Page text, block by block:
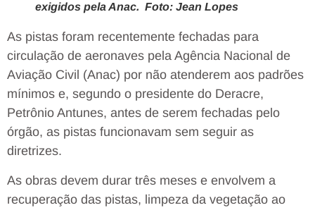
exigidos pela Anac. Foto: Jean Lopes
As pistas foram recentemente fechadas para
circulação de aeronaves pela Agência Nacional de
Aviação Civil (Anac) por não atenderem aos padrões
mínimos e, segundo o presidente do Deracre,
Petrônio Antunes, antes de serem fechadas pelo
órgão, as pistas funcionavam sem seguir as
diretrizes.
As obras devem durar três meses e envolvem a
recuperação das pistas, limpeza da vegetação ao